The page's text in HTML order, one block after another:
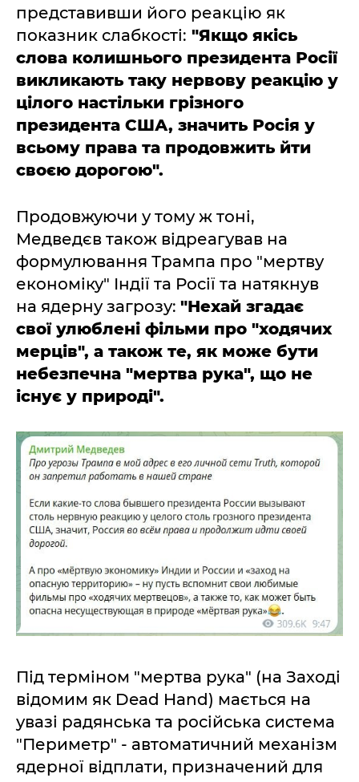
представивши його реакцію як
показник слабкості: "Якщо якісь
слова колишнього президента Росії
викликають таку нервову реакцію у
цілого настільки грізного
президента США, значить Росія у
всьому права та продовжить йти
своєю дорогою".
Продовжуючи у тому ж тоні,
Медведєв також відреагував на
формулювання Трампа про "мертву
економіку" Індії та Росії та натякнув
на ядерну загрозу: "Нехай згадає
свої улюблені фільми про "ходячих
мерців", а також те, як може бути
небезпечна "мертва рука", що не
існує у природі".
Під терміном "мертва рука" (на Заході
відомим як Dead Hand) мається на
увазі радянська та російська система
"Периметр" - автоматичний механізм
ядерної відплати, призначений для